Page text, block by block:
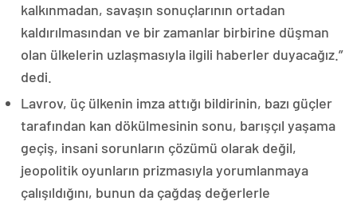
kalkınmadan, savaşın sonuçlarının ortadan
kaldırılmasından ve bir zamanlar birbirine düşman
olan ülkelerin uzlaşmasıyla ilgili haberler duyacağız.”
dedi.
Lavrov, üç ülkenin imza attığı bildirinin, bazı güçler
tarafından kan dökülmesinin sonu, barışçıl yaşama
geçiş, insani sorunların çözümü olarak değil,
jeopolitik oyunların prizmasıyla yorumlanmaya
çalışıldığını, bunun da çağdaş değerlerle